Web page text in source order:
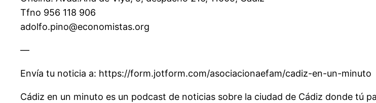
Tfno 956 118 906
adolfo.pino@economistas.org
—
Envía tu noticia a: https://form.jotform.com/asociacionaefam/cadiz-en-un-minuto
Cádiz en un minuto es un podcast de noticias sobre la ciudad de Cádiz donde tú